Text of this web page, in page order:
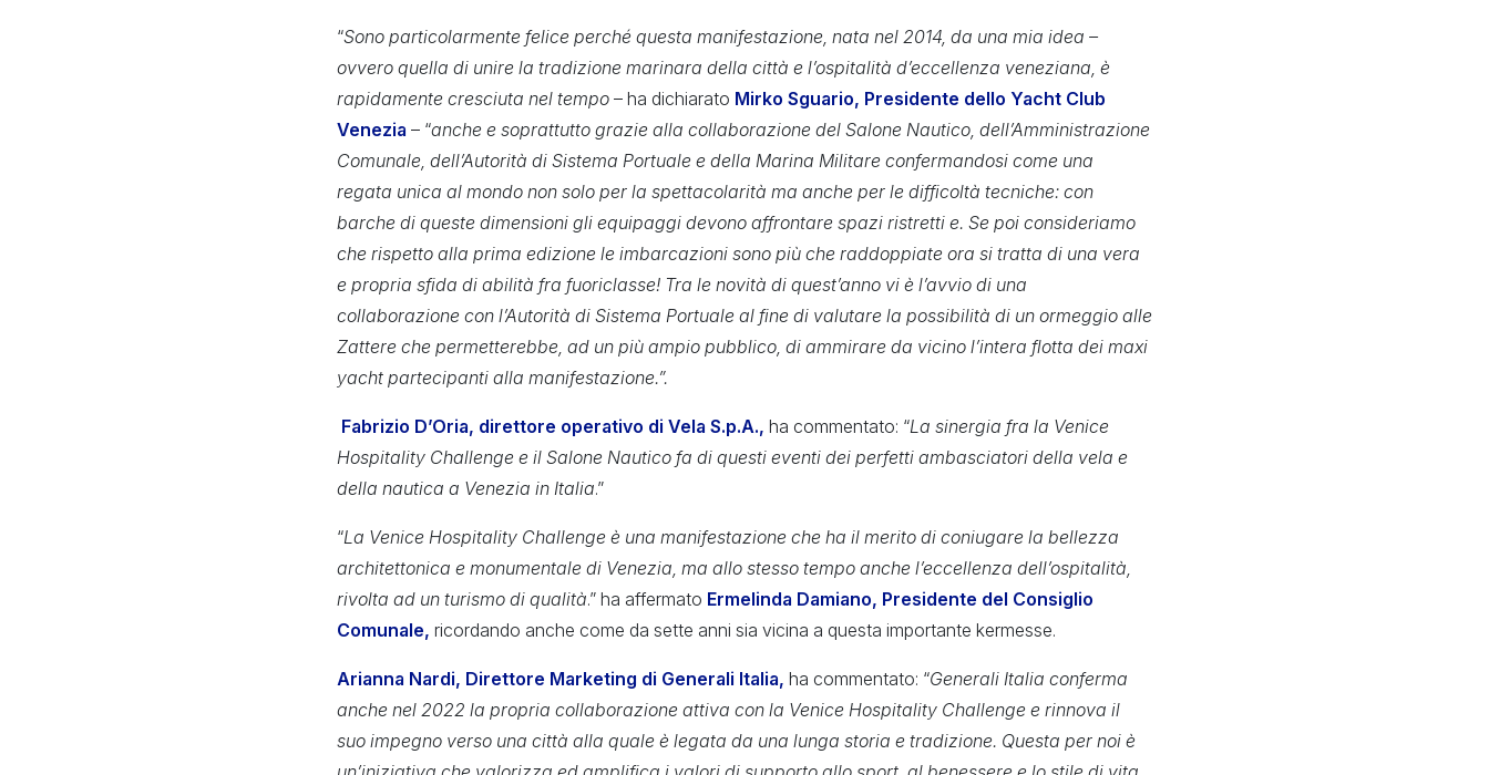
“Sono particolarmente felice perché questa manifestazione, nata nel 2014, da una mia idea –
ovvero quella di unire la tradizione marinara della città e l’ospitalità d’eccellenza veneziana, è
rapidamente cresciuta nel tempo – ha dichiarato Mirko Sguario, Presidente dello Yacht Club
Venezia – “anche e soprattutto grazie alla collaborazione del Salone Nautico, dell’Amministrazione
Comunale, dell’Autorità di Sistema Portuale e della Marina Militare confermandosi come una
regata unica al mondo non solo per la spettacolarità ma anche per le difficoltà tecniche: con
barche di queste dimensioni gli equipaggi devono affrontare spazi ristretti e. Se poi consideriamo
che rispetto alla prima edizione le imbarcazioni sono più che raddoppiate ora si tratta di una vera
e propria sfida di abilità fra fuoriclasse! Tra le novità di quest’anno vi è l’avvio di una
collaborazione con l’Autorità di Sistema Portuale al fine di valutare la possibilità di un ormeggio alle
Zattere che permetterebbe, ad un più ampio pubblico, di ammirare da vicino l’intera flotta dei maxi
yacht partecipanti alla manifestazione.”.
Fabrizio D’Oria, direttore operativo di Vela S.p.A., ha commentato: “La sinergia fra la Venice
Hospitality Challenge e il Salone Nautico fa di questi eventi dei perfetti ambasciatori della vela e
della nautica a Venezia in Italia.”
“La Venice Hospitality Challenge è una manifestazione che ha il merito di coniugare la bellezza
architettonica e monumentale di Venezia, ma allo stesso tempo anche l’eccellenza dell’ospitalità,
rivolta ad un turismo di qualità.” ha affermato Ermelinda Damiano, Presidente del Consiglio
Comunale, ricordando anche come da sette anni sia vicina a questa importante kermesse.
Arianna Nardi, Direttore Marketing di Generali Italia, ha commentato: “Generali Italia conferma
anche nel 2022 la propria collaborazione attiva con la Venice Hospitality Challenge e rinnova il
suo impegno verso una città alla quale è legata da una lunga storia e tradizione. Questa per noi è